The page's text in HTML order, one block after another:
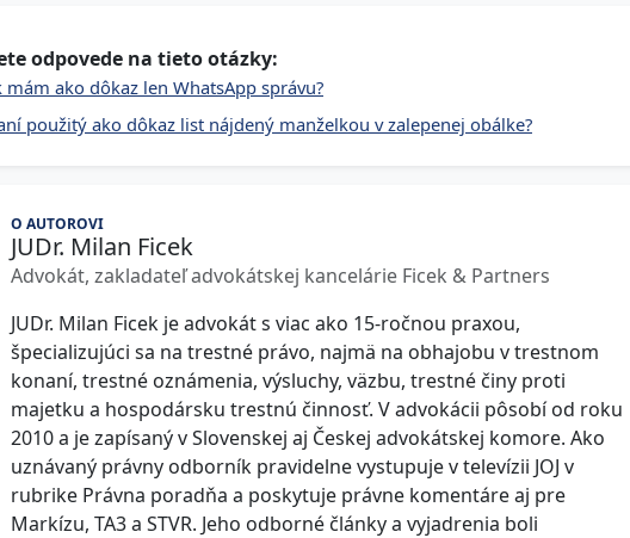
odpovede na tieto otázky:
ako dôkaz len WhatsApp správu?
použitý ako dôkaz list nájdený manželkou v zalepenej obálke?
O AUTOROVI
JUDr. Milan Ficek
Advokát, zakladateľ advokátskej kancelárie Ficek & Partners
JUDr. Milan Ficek je advokát s viac ako 15-ročnou praxou,
špecializujúci sa na trestné právo, najmä na obhajobu v trestnom
konaní, trestné oznámenia, výsluchy, väzbu, trestné činy proti
majetku a hospodársku trestnú činnosť. V advokácii pôsobí od roku
2010 a je zapísaný v Slovenskej aj Českej advokátskej komore. Ako
uznávaný právny odborník pravidelne vystupuje v televízii JOJ v
rubrike Právna poradňa a poskytuje právne komentáre aj pre
Markízu, TA3 a STVR. Jeho odborné články a vyjadrenia boli